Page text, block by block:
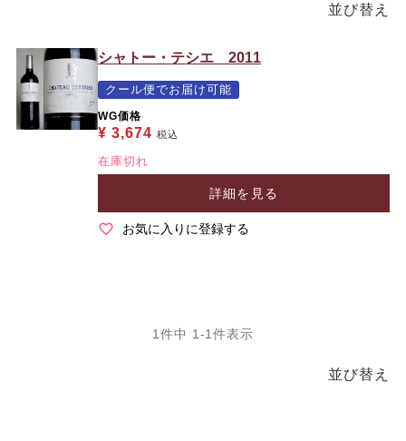
並び替え
シャトー・テシエ 2011
クール便でお届け可能
WG価格
¥ 3,674 税込
在庫切れ
詳細を見る
お気に入りに登録する
並び替え
1 件中 1 -1件表示